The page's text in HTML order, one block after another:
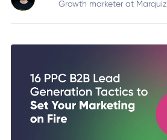
Growth marketer at Marquiz